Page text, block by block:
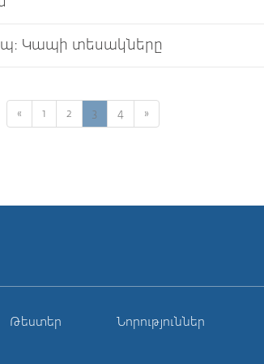
Կապի տեսակները
« 1 2 3 4 »
Թեստեր Նորություններ